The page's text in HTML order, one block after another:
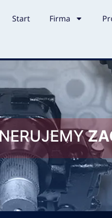
Start Firma